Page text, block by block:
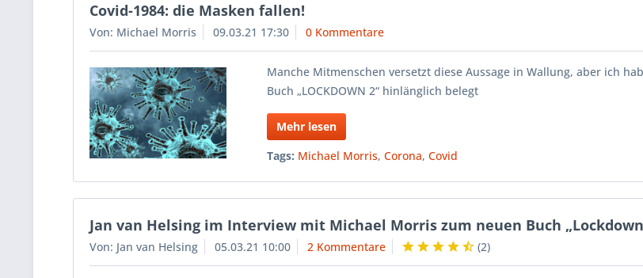
Covid-1984: die Masken fallen!
Von: Michael Morris 09.03.21 17:30 0 Kommentare
Manche Mitmenschen versetzt diese Aussage in Wallung, aber ich
Buch „LOCKDOWN 2“ hinlänglich belegt
Mehr lesen
Tags: Michael Morris,Corona,Covid
Jan van Helsing im Interview mit Michael Morris zum neuen Buch
Von: Jan van Helsing 05.03.21 10:00 2 Kommentare (2)